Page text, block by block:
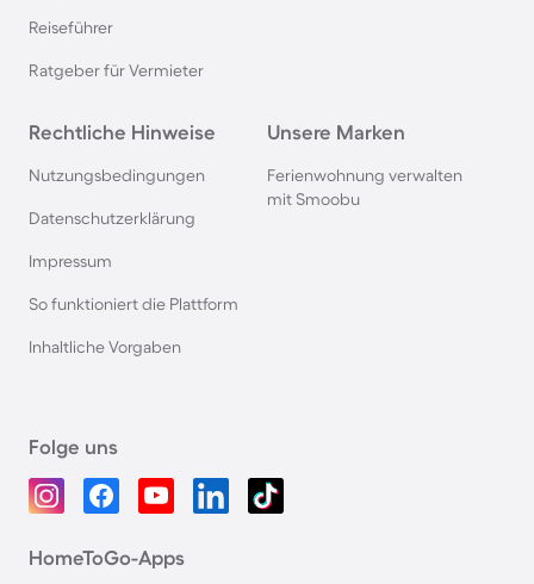
Reiseführer
Ratgeber für Vermieter
Rechtliche Hinweise
Nutzungsbedingungen
Datenschutzerklärung
Impressum
So funktioniert die Plattform
Inhaltliche Vorgaben
Unsere Marken
Ferienwohnung verwalten
mit Smoobu
Folge uns
HomeToGo-Apps